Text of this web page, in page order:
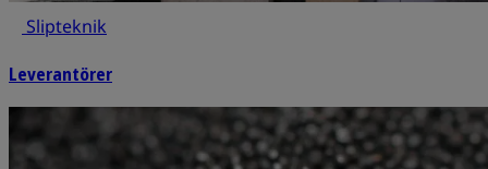
Slipteknik
Leverantörer